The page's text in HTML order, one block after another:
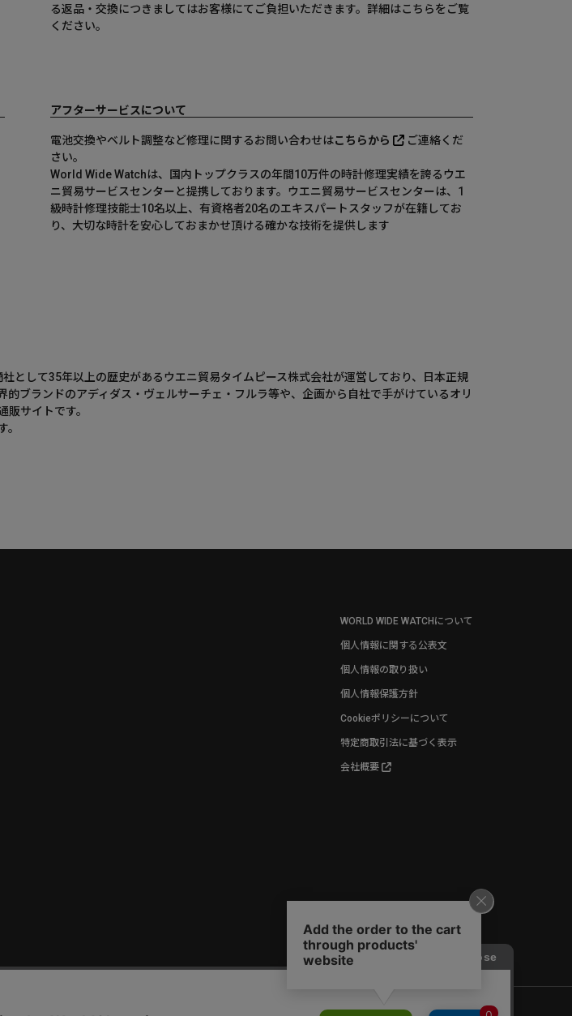
る返品・交換につきましてはお客様にてご負担いただきます。詳細はこちらをご覧
ください。
アフターサービスについて
電池交換やベルト調整など修理に関するお問い合わせはこちらから
ご連絡くだ
さい。
World Wide Watchは、国内トップクラスの年間10万件の時計修理実績を誇るウエ
ニ貿易サービスセンターと提携しております。ウエニ貿易サービスセンターは、1
級時計修理技能士10名以上、有資格者20名のエキスパートスタッフが在籍してお
り、大切な時計を安心しておまかせ頂ける確かな技術を提供します
として35年以上の歴史があるウエニ貿易タイムピース株式会社が運営しており、日本正規
的ブランドのアディダス・ヴェルサーチェ・フルラ等や、企画から自社で手がけているオリ
販サイトです。
。
WORLD WIDE WATCHについて
個人情報に関する公表文
個人情報の取り扱い
個人情報保護方針
Cookieポリシーについて
特定商取引法に基づく表示
会社概要